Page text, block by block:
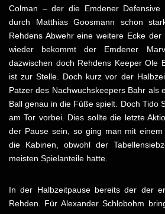
Colman – der die Emdener Defensive
durch Matthias Goosmann schon
Rehdens Abwehr eine weitere Ecke der
wieder bekommt der Emdener
dazwischen doch Rehdens Keeper Ole
ist zur Stelle. Doch kurz vor der
Patzer des Nachwuchskeepers Bahr als
Ball genau in die Füße spielt. Doch Tido
am Tor vorbei. Dies sollte die letzte
der Pause sein, so ging man mit
die Kabinen, obwohl der
meisten Spielanteile hatte.
In der Halbzeitpause bereits der der
Rehden. Für Alexander Schlobohm